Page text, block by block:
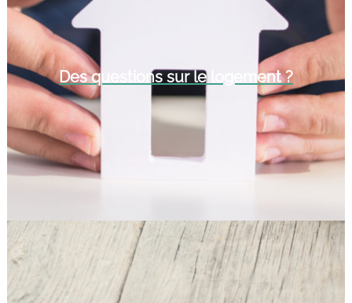
Des questions sur le logement ?